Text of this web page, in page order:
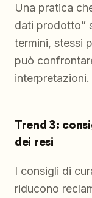
Una pratica
dati prodotto”
termini, stessi
può
interpretazioni.
Trend 3:
dei resi
I consigli di
riducono